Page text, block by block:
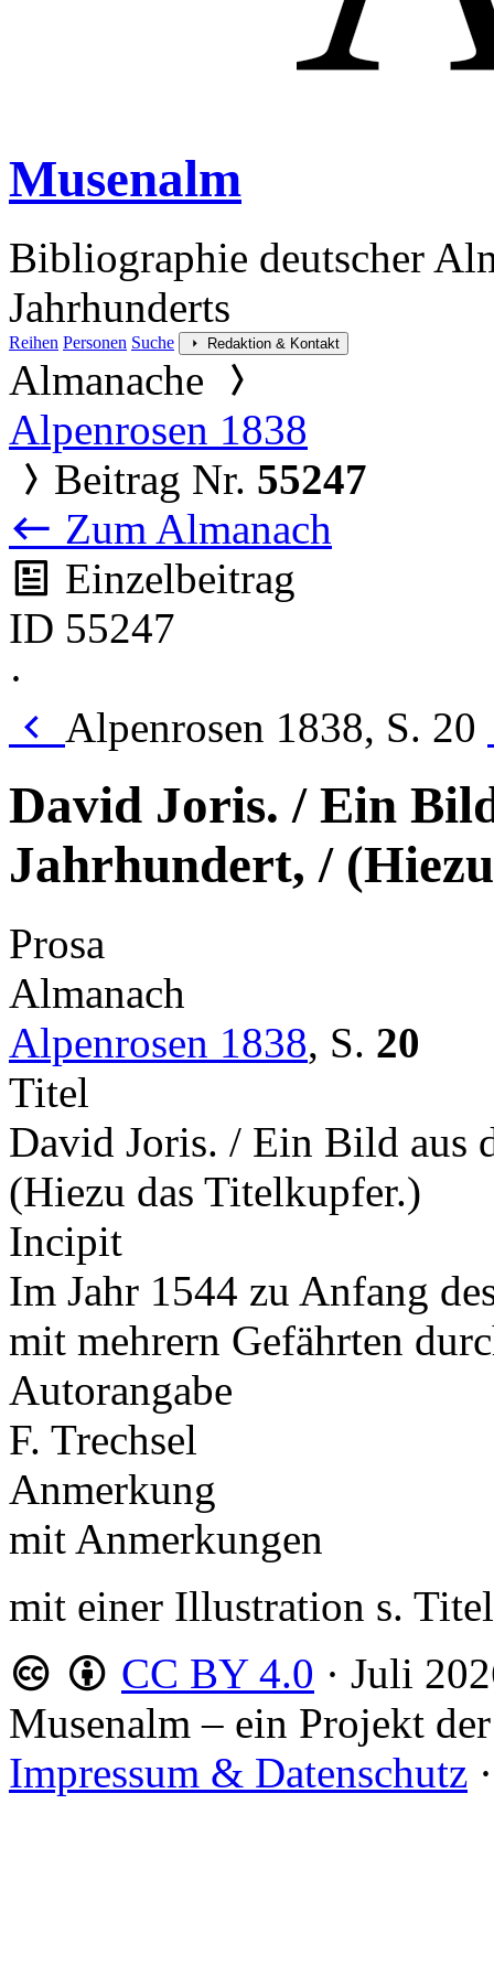
Musenalm
Bibliographie deutscher
Jahrhunderts
Reihen Personen Suche Redaktion & Kontakt
Almanache
Alpenrosen 1838
Beitrag Nr. 55247
Zum Almanach
Einzelbeitrag
ID 55247
·
Alpenrosen 1838, S. 20
David Joris. / Ein
Jahrhundert, /
Prosa
Almanach
Alpenrosen 1838, S. 20
Titel
David Joris. / Ein Bild aus
(Hiezu das Titelkupfer.)
Incipit
Im Jahr 1544 zu Anfang
mit mehrern Gefährten
Autorangabe
F. Trechsel
Anmerkung
mit Anmerkungen
mit einer Illustration s.
CC BY 4.0 · Juli
Musenalm – ein Projekt der
Impressum & Datenschutz ·